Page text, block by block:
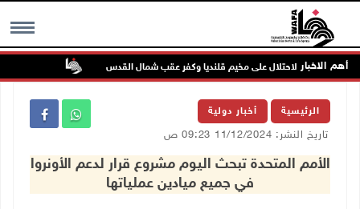
MENU أهم الاخبار
الرئيسية أخبار دولية
تاريخ النشر: 11/12/2024 09:23 ص
الأمم المتحدة تبحث اليوم مشروع قرار لدعم الأونروا
في جميع ميادين عملياتها